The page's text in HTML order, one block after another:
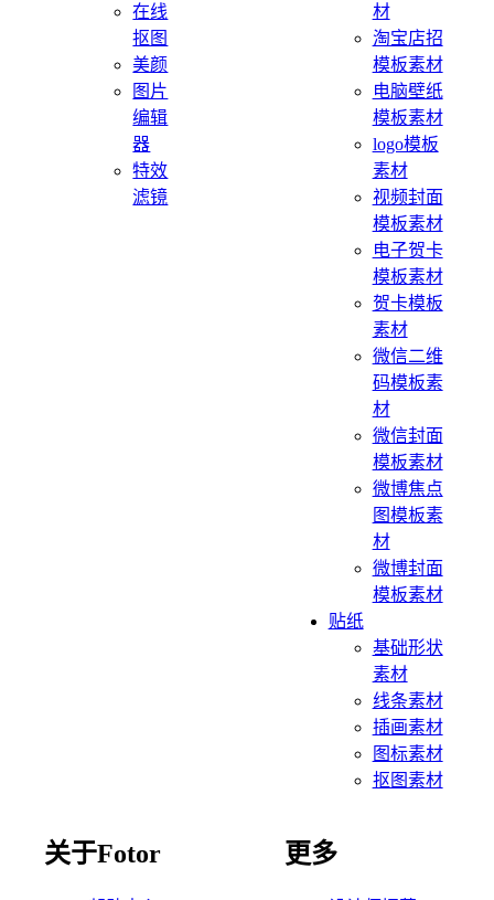
在线
抠图
美颜
图片
编辑
器
特效
滤镜
材
淘宝店招
模板素材
电脑壁纸
模板素材
logo模板
素材
视频封面
模板素材
电子贺卡
模板素材
贺卡模板
素材
微信二维
码模板素
材
微信封面
模板素材
微博焦点
图模板素
材
微博封面
模板素材
贴纸
基础形状
素材
线条素材
插画素材
图标素材
抠图素材
关于Fotor 更多